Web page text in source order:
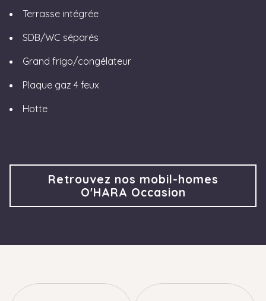
Terrasse intégrée
SDB/WC séparés
Grand frigo/congélateur
Plaque gaz 4 feux
Hotte
Retrouvez nos mobil-homes
O'HARA Occasion